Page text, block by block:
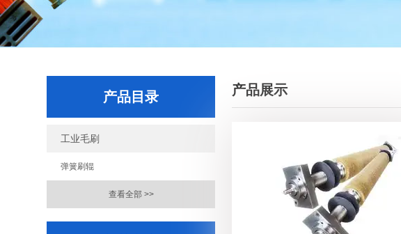
产品目录
工业毛刷
弹簧刷辊
查看全部 >>
产品展示